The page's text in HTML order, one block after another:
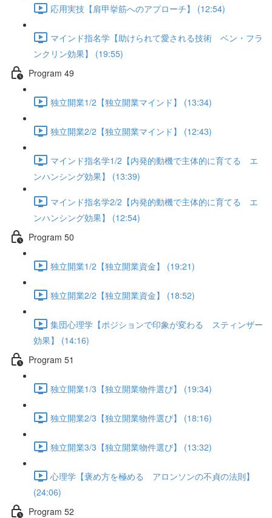
応用実技【肩甲挙筋へのアプローチ】 (12:54)
マインド指名学【助けられて愛される技術 ベン・フラ
ンクリン効果】 (19:55)
Program 49
独立開業1/2【独立開業マインド】 (13:34)
独立開業2/2【独立開業マインド】 (12:43)
マインド指名学1/2【内発的動機で主体的に育てる エ
ンハンシング効果】 (13:39)
マインド指名学2/2【内発的動機で主体的に育てる エ
ンハンシング効果】 (12:54)
Program 50
独立開業1/2【独立開業資金】 (19:21)
独立開業2/2【独立開業資金】 (18:52)
集団心理学【ポジションで印象が変わる スティンザー
効果】 (14:16)
Program 51
独立開業1/3【独立開業物件選び】 (19:34)
独立開業2/3【独立開業物件選び】 (18:16)
独立開業3/3【独立開業物件選び】 (13:32)
心理学【褒め方を極める アロンソンの不貞の法則】
(24:06)
Program 52